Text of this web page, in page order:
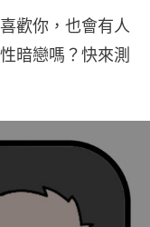
歡你，也會有人
暗戀嗎？快來測